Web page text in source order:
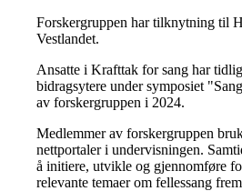
Forskergruppen har tilknytning til
Vestlandet.
Ansatte i Krafttak for sang har
bidragsytere under symposiet
av forskergruppen i 2024.
Medlemmer av forskergruppen
nettportaler i undervisningen.
å initiere, utvikle og gjennomføre
relevante temaer om fellessang